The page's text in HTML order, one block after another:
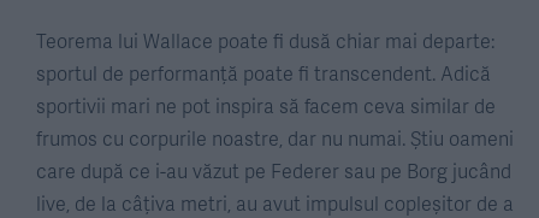
Teorema lui Wallace poate fi dusă chiar mai departe:
sportul de performanță poate fi transcendent. Adică
sportivii mari ne pot inspira să facem ceva similar de
frumos cu corpurile noastre, dar nu numai. Știu oameni
care după ce i-au văzut pe Federer sau pe Borg jucând
live, de la câțiva metri, au avut impulsul copleșitor de a